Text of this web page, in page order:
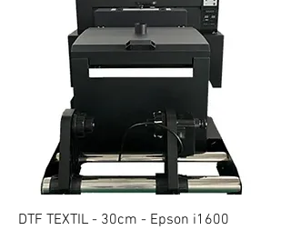
DTF TEXTIL - 30cm - Epson i1600